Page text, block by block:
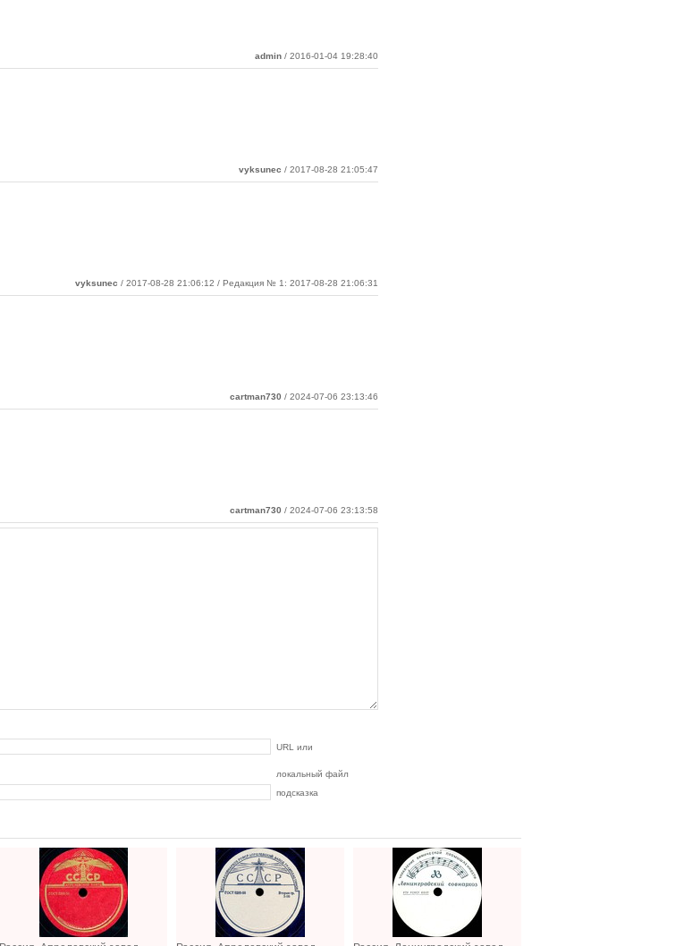
admin / 2016-01-04 19:28:40
vyksunec / 2017-08-28 21:05:47
vyksunec / 2017-08-28 21:06:12 / Редакция № 1: 2017-08-28 21:06:31
cartman730 / 2024-07-06 23:13:46
cartman730 / 2024-07-06 23:13:58
URL или
локальный файл
подсказка